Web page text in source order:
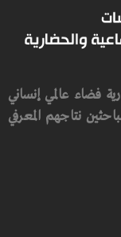
فضاء عالمي إنساني
نتاجهم المعرفي